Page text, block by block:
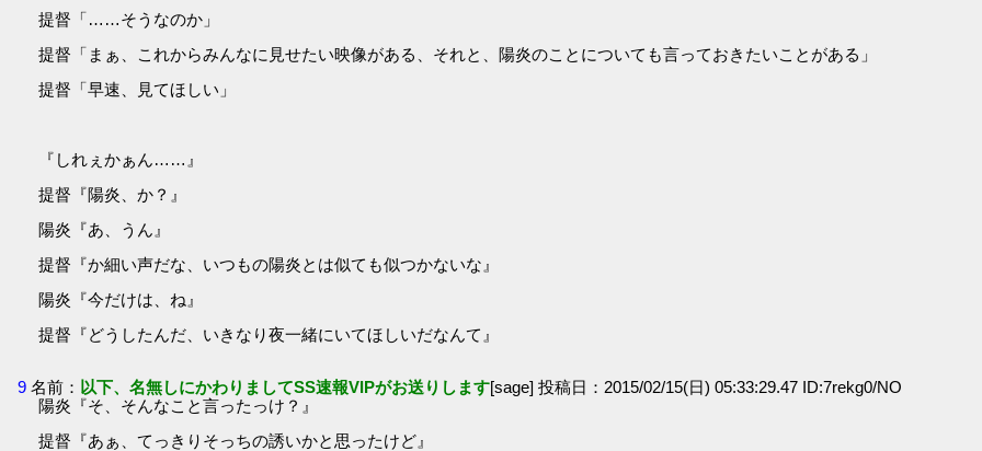
提督「……そうなのか」
提督「まぁ、これからみんなに見せたい映像がある、それと、陽炎のことについても言っておきたいことがある」
提督「早速、見てほしい」
『しれぇかぁん……』
提督『陽炎、か？』
陽炎『あ、うん』
提督『か細い声だな、いつもの陽炎とは似ても似つかないな』
陽炎『今だけは、ね』
提督『どうしたんだ、いきなり夜一緒にいてほしいだなんて』
9 名前： 以下、名無しにかわりましてSS速報VIPがお送りします[sage] 投稿日：2015/02/15(日) 05:33:29.47 ID:7rekg0/NO
陽炎『そ、そんなこと言ったっけ？』
提督『あぁ、てっきりそっちの誘いかと思ったけど』